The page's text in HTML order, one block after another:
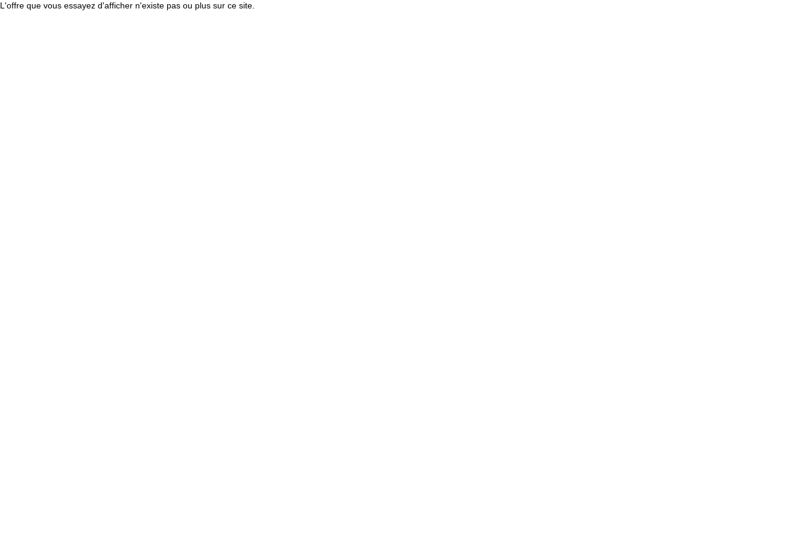
L'offre que vous essayez d'afficher n'existe pas ou plus sur ce site.